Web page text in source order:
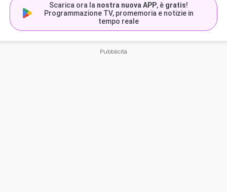
Scarica ora la nostra nuova APP, è gratis!
Programmazione TV, promemoria e notizie in
tempo reale